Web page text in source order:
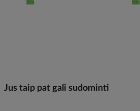
Jus taip pat gali sudominti